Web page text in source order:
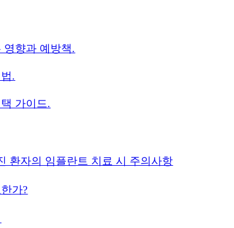
영향과 예방책.
.
가이드.
환자의 임플란트 치료 시 주의사항
가?